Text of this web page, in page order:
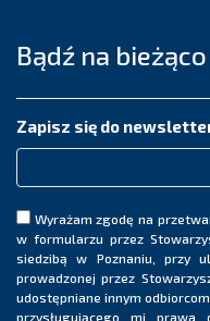
Bądź na bieżąco
Zapisz się do
Wyrażam zgodę na
w formularzu przez
siedzibą w Poznaniu, przy
prowadzonej przez
udostępniane innym
przysługującego mi